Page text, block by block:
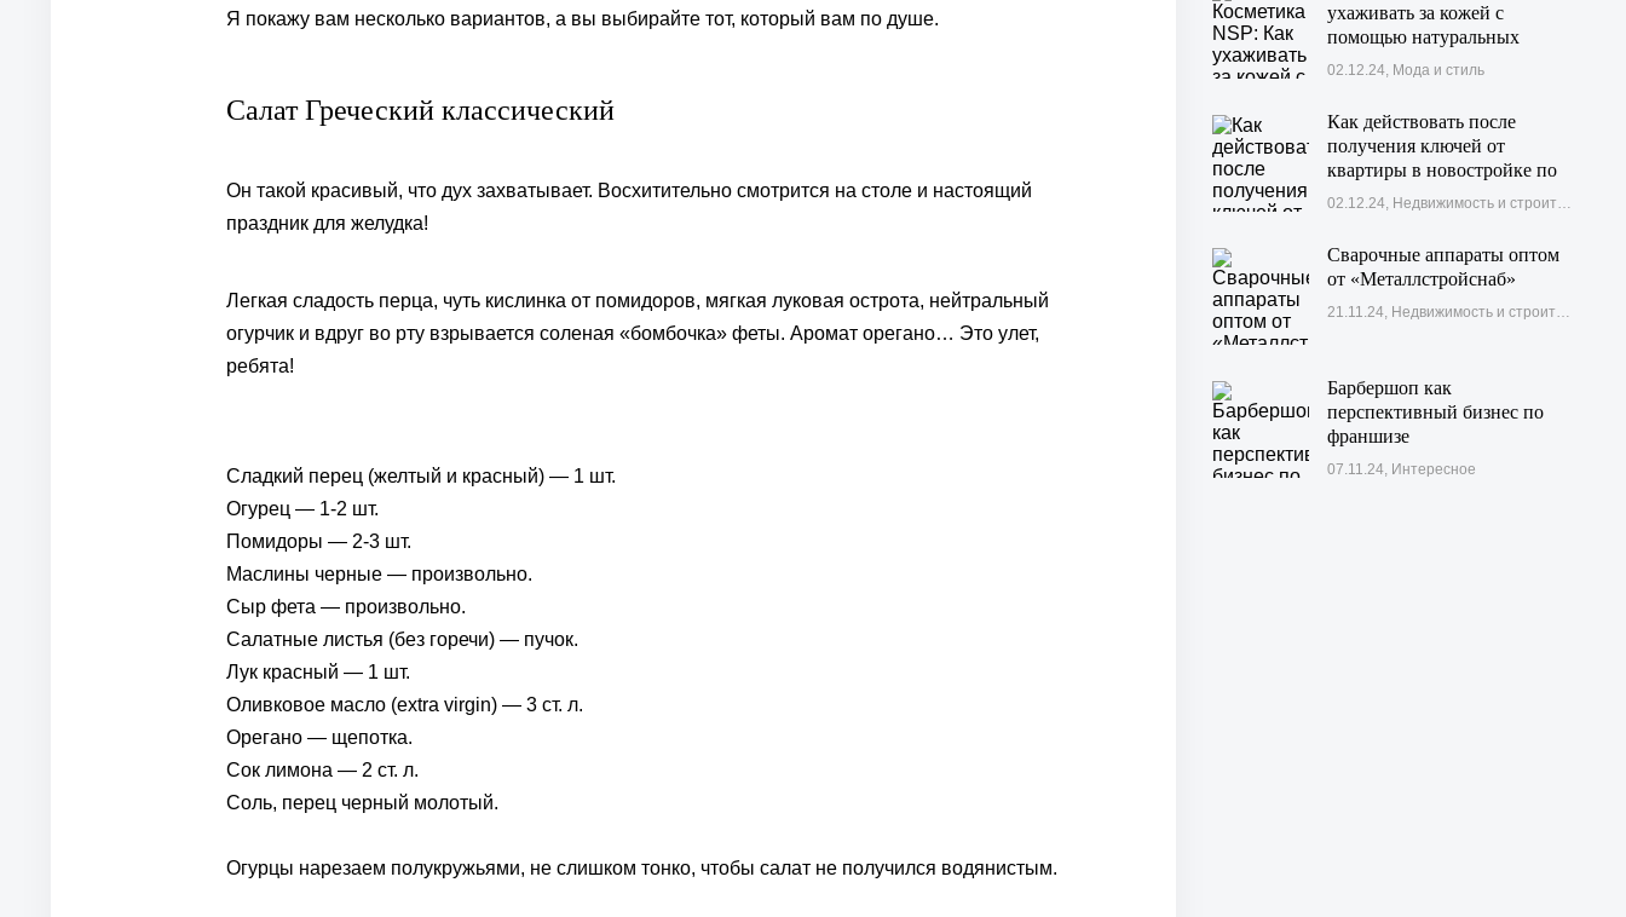
Я покажу вам несколько вариантов, а вы выбирайте тот, который вам по душе.
Салат Греческий классический
Он такой красивый, что дух захватывает. Восхитительно смотрится на столе и настоящий
праздник для желудка!
Легкая сладость перца, чуть кислинка от помидоров, мягкая луковая острота, нейтральный
огурчик и вдруг во рту взрывается соленая «бомбочка» феты. Аромат орегано… Это улет,
ребята!
Сладкий перец (желтый и красный) — 1 шт.
Огурец — 1-2 шт.
Помидоры — 2-3 шт.
Маслины черные — произвольно.
Сыр фета — произвольно.
Салатные листья (без горечи) — пучок.
Лук красный — 1 шт.
Оливковое масло (extra virgin) — 3 ст. л.
Орегано — щепотка.
Сок лимона — 2 ст. л.
Соль, перец черный молотый.
Огурцы нарезаем полукружьями, не слишком тонко, чтобы салат не получился водянистым.
ухаживать за кожей с
помощью натуральных
средств?
02.12.24, Мода и стиль
Как действовать после
получения ключей от
квартиры в новостройке по
ипотеке
02.12.24, Недвижимость и строительство
Сварочные аппараты оптом
от «Металлcтройcнаб»
21.11.24, Недвижимость и строительство
Барбершоп как
перспективный бизнес по
франшизе
07.11.24, Интересное